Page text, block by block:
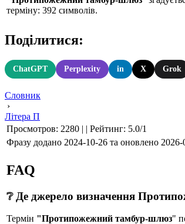
терміну: 392 символів.
Поділитися:
ChatGPT Perplexity in X Grok
Словник
›
Літера П
Просмотров: 2280 | | Рейтинг: 5.0/1
Фразу додано 2024-10-26 та оновлено
FAQ
❔ Де джерело визначення
Термін "Протипожежний тамбур-шлюз"